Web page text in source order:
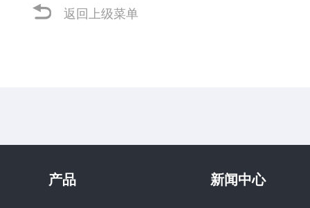
返回上级菜单
产品 新闻中心